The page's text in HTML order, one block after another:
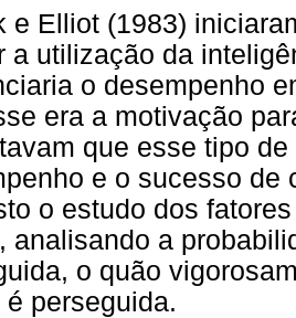
e Elliot (1983)
a utilização da
o desempenho
era a motivação
que esse tipo
e o sucesso de
o estudo dos
analisando a
o quão
é perseguida.